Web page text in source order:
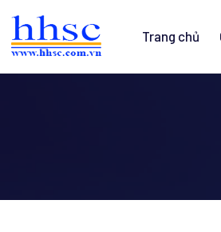
Trang chủ